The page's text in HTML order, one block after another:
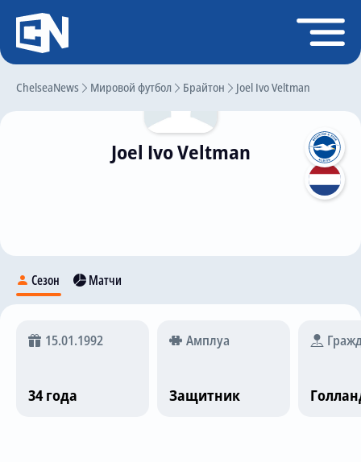
ChelseaNews Мировой футбол Брайтон Joel Ivo Veltman
Joel Ivo Veltman
Сезон Матчи
15.01.1992
34 года
Амплуа
Защитник
Регистрация
Главная
Статистика
Календарь игр
Трансляции